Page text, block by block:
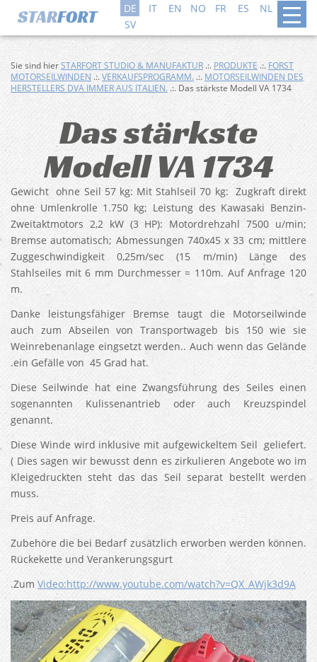
DE IT EN NO FR ES NL
DA
SV
Sie sind hierSTARFORT STUDIO & MANUFAKTUR .:. PRODUKTE .:. FORST
MOTORSEILWINDEN .:.VERKAUFSPROGRAMM. .:. MOTORSEILWINDEN DES
HERSTELLERS DVA IMMER AUS ITALIEN. .:. Das stärkste Modell VA 1734
Das stärkste
Modell VA 1734
Gewicht ohne Seil 57 kg: Mit Stahlseil 70 kg: Zugkraft direkt
ohne Umlenkrolle 1.750 kg; Leistung des Kawasaki Benzin-
Zweitaktmotors 2,2 kW (3 HP): Motordrehzahl 7500 u/min;
Bremse automatisch; Abmessungen 740x45 x 33 cm; mittlere
Zuggeschwindigkeit 0,25m/sec (15 m/min) Länge des
Stahlseiles mit 6 mm Durchmesser = 110m. Auf Anfrage 120
m.
Danke leistungsfähiger Bremse taugt die Motorseilwinde
auch zum Abseilen von Transportwageb bis 150 wie sie
Weinrebenanlage eingsetzt werden.. Auch wenn das Gelände
.ein Gefälle von 45 Grad hat.
Diese Seilwinde hat eine Zwangsführung des Seiles einen
sogenannten Kulissenantrieb oder auch Kreuzspindel
genannt.
Diese Winde wird inklusive mit aufgewickeltem Seil geliefert.
( Dies sagen wir bewusst denn es zirkulieren Angebote wo im
Kleigedruckten steht das das Seil separat bestellt werden
muss.
Preis auf Anfrage.
Zubehöre die bei Bedarf zusätzlich erworben werden können.
Rückekette und Verankerungsgurt
.Zum Video:http://www.youtube.com/watch?v=QX_AWjk3d9A